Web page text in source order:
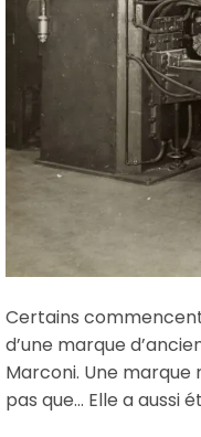
Certains
d’une marque
Marconi. Une marque
pas que… Elle a aussi